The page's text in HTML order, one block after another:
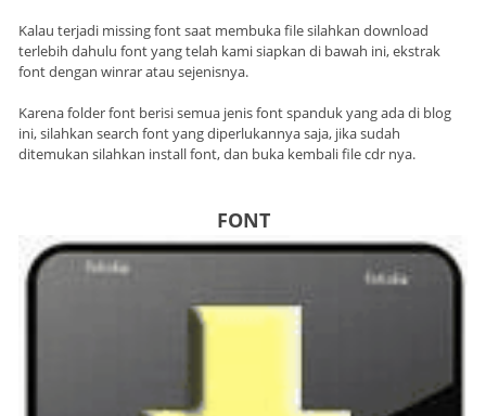
Kalau terjadi missing font saat membuka file silahkan download
terlebih dahulu font yang telah kami siapkan di bawah ini, ekstrak
font dengan winrar atau sejenisnya.
Karena folder font berisi semua jenis font spanduk yang ada di blog
ini, silahkan search font yang diperlukannya saja, jika sudah
ditemukan silahkan install font, dan buka kembali file cdr nya.
FONT